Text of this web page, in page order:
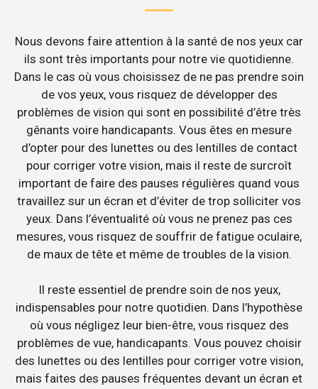
Nous devons faire attention à la santé de nos yeux car
ils sont très importants pour notre vie quotidienne.
Dans le cas où vous choisissez de ne pas prendre soin
de vos yeux, vous risquez de développer des
problèmes de vision qui sont en possibilité d’être très
gênants voire handicapants. Vous êtes en mesure
d’opter pour des lunettes ou des lentilles de contact
pour corriger votre vision, mais il reste de surcroît
important de faire des pauses régulières quand vous
travaillez sur un écran et d’éviter de trop solliciter vos
yeux. Dans l’éventualité où vous ne prenez pas ces
mesures, vous risquez de souffrir de fatigue oculaire,
de maux de tête et même de troubles de la vision.
Il reste essentiel de prendre soin de nos yeux,
indispensables pour notre quotidien. Dans l’hypothèse
où vous négligez leur bien-être, vous risquez des
problèmes de vue, handicapants. Vous pouvez choisir
des lunettes ou des lentilles pour corriger votre vision,
mais faites des pauses fréquentes devant un écran et